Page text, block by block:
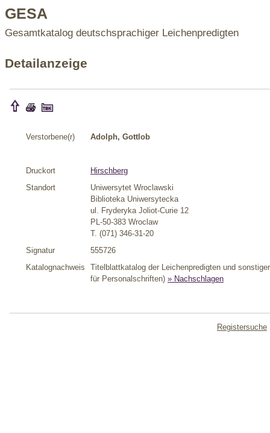
GESA
Gesamtkatalog deutschsprachiger Leichenpredigten
Detailanzeige
Verstorbene(r) Adolph, Gottlob
Druckort
Hirschberg
Standort
Uniwersytet Wroclawski
Biblioteka Uniwersytecka
ul. Fryderyka Joliot-Curie 12
PL-50-383 Wroclaw
T. (071) 346-31-20
Signatur
555726
Katalognachweis
Titelblattkatalog der Leichenpredigten und
für Personalschriften) » Nachschlagen
Registersuche